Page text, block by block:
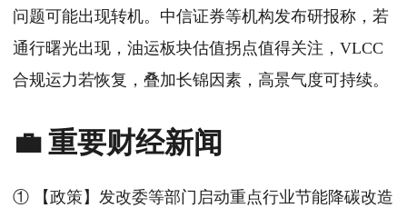
问题可能出现转机。中信证券等机构发布研报称，若
通行曙光出现，油运板块估值拐点值得关注，VLCC
合规运力若恢复，叠加长锦因素，高景气度可持续。
💼 重要财经新闻
① 【政策】发改委等部门启动重点行业节能降碳改造